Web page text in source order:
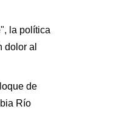
la política
dolor al
de
Río